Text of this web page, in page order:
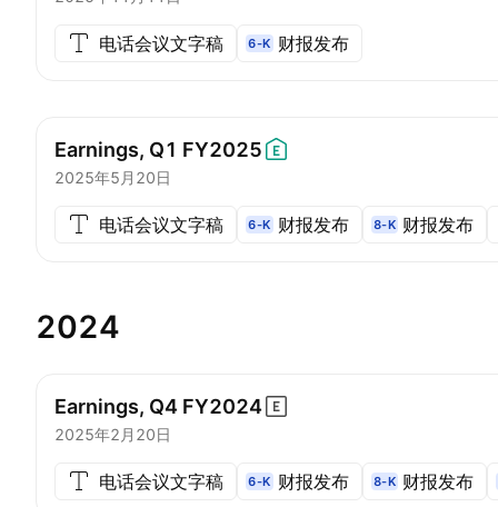
电话会议文字稿 6-K 财报发布
Earnings, Q1 FY2025
2025年5月20日
电话会议文字稿 6-K 财报发布 8-K 财报发布
2024
Earnings, Q4 FY2024
2025年2月20日
电话会议文字稿 6-K 财报发布 8-K 财报发布